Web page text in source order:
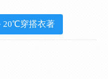
20℃穿搭衣著